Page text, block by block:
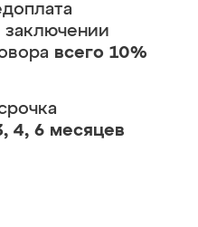
заключении
всего 10%
4, 6 месяцев